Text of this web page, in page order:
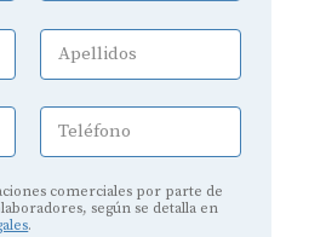
Apellidos
Teléfono
comerciales por parte de
según se detalla en
.